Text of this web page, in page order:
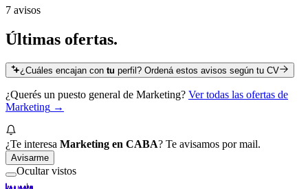
7 avisos
Últimas ofertas.
¿Cuáles encajan contu perfil? Ordená estos avisos según tu CV
¿Querés un puesto general de Marketing? Ver todas las ofertas de
Marketing →
¿Te interesa Marketing en CABA? Te avisamos por mail.
Avisarme
Ocultar vistos